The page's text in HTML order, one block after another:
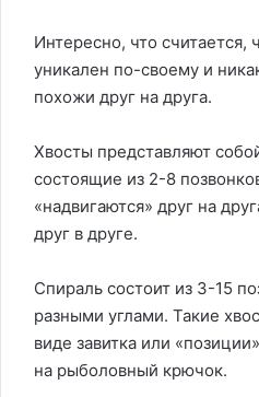
Интересно, что считается,
уникален по-своему и
похожи друг на друга.
Хвосты представляют
состоящие из 2-8
«надвигаются» друг на
друг в друге.
Спираль состоит из 3-15
разными углами. Такие
виде завитка или
на рыболовный крючок.